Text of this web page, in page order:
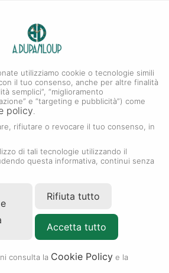
utilizziamo cookie o tecnologie simili
il tuo consenso, anche per altre finalità
semplici”, “miglioramento
e “targeting e pubblicità”) come
policy
rifiutare o revocare il tuo consenso, in
di tali tecnologie utilizzando il
questa informativa, continui senza
Rifiuta tutto
Accetta tutto
consulta la Cookie Policy e la